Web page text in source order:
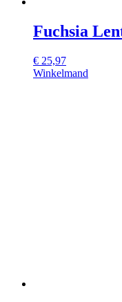
Fuchsia
€ 25,97
Winkelmand